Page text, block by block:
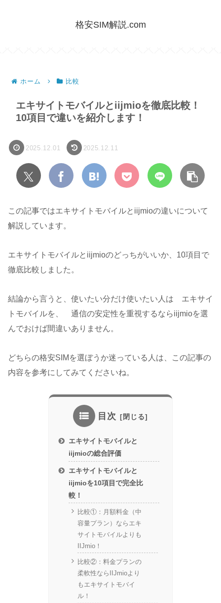
格安SIM解説.com
ホーム 比較
エキサイトモバイルとiijmioを徹底比較！
10項目で違いを紹介します！
2025.12.01 2025.12.11
この記事ではエキサイトモバイルとiijmioの違いについて
解説しています。
エキサイトモバイルとiijmioのどっちがいいか、10項目で
徹底比較しました。
結論から言うと、使いたい分だけ使いたい人は エキサイ
トモバイルを、 通信の安定性を重視するならiijmioを選
んでおけば間違いありません。
どちらの格安SIMを選ぼうか迷っている人は、この記事の
内容を参考にしてみてくださいね。
目次
エキサイトモバイルと
iijmioの総合評価
エキサイトモバイルと
iijmioを10項目で完全比
較！
比較①：月額料金（中
容量プラン）ならエキ
サイトモバイルよりも
IIJmio！
比較②：料金プランの
柔軟性ならIIJmioより
もエキサイトモバイ
ル！